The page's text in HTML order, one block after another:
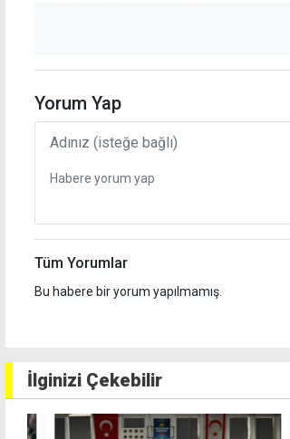
Yorum Yap
Tüm Yorumlar
Bu habere bir yorum yapılmamış.
İlginizi Çekebilir